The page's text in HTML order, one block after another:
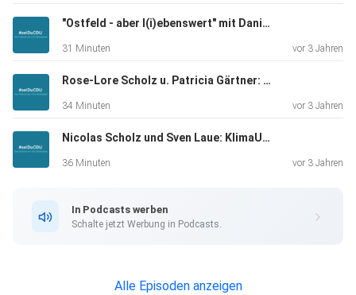
"Ostfeld - aber l(i)ebenswert" mit Daniela Georgi und Nikolas Jacobs
31 Minuten vor 3 Jahren
Rose-Lore Scholz u. Patricia Gärtner: die Frauen Union Wiesbaden
34 Minuten vor 3 Jahren
Nicolas Scholz und Sven Laue: KlimaUnion Hessen
36 Minuten vor 3 Jahren
In Podcasts werben
Schalte jetzt Werbung in Podcasts.
Alle Episoden anzeigen